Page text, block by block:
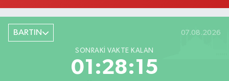
BARTIN 07.08.2026
SONRAKI VAKTE KALAN
01:28:14